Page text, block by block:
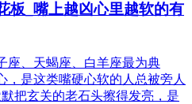
板_嘴上越凶心里越软的有
、天蝎座、白羊座最为典
是这类嘴硬心软的人总被旁人
把玄关的老石头擦得发亮，是